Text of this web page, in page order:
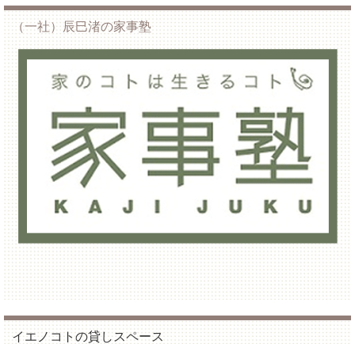
（一社）辰巳渚の家事塾
イエノコトの貸しスペース